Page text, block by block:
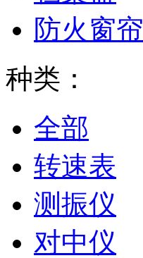
防火窗帘
种类：
全部
转速表
测振仪
对中仪